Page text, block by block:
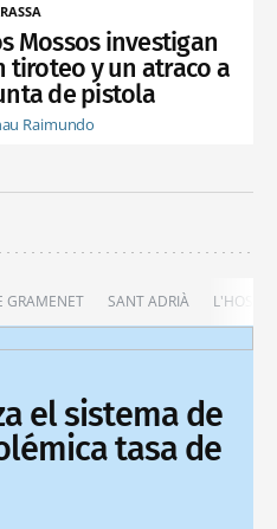
Mossos investigan
tiroteo y un atraco a
de pistola
Raimundo
GRAMENET SANT ADRIÀ
el sistema de
tasa de